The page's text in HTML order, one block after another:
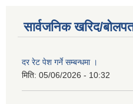
सार्वजनिक खरिद/
दर रेट पेश गर्ने सम्बन्धमा ।
मिति: 05/06/2026 - 10:32